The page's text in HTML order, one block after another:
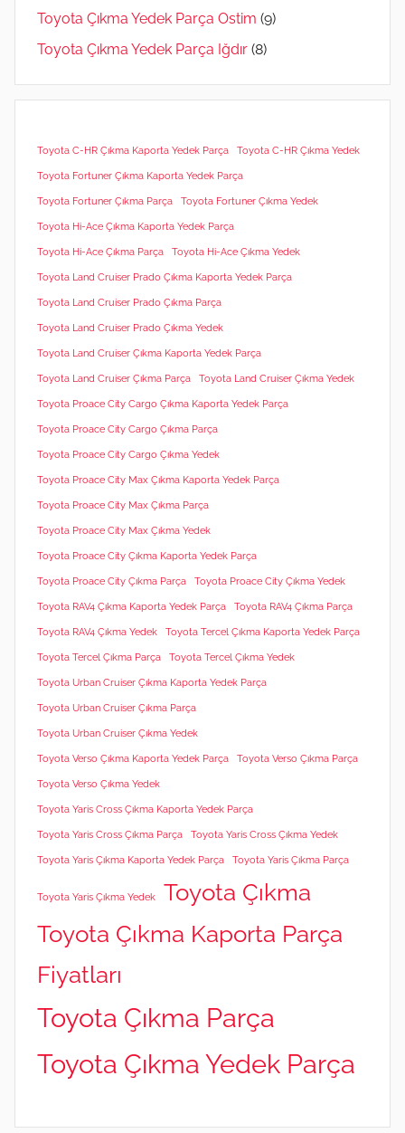
Toyota Çıkma Yedek Parça Ostim (9)
Toyota Çıkma Yedek Parça Iğdır (8)
Toyota C-HR Çıkma Kaporta Yedek Parça Toyota C-HR Çıkma Yedek
Toyota Fortuner Çıkma Kaporta Yedek Parça
Toyota Fortuner Çıkma Parça Toyota Fortuner Çıkma Yedek
Toyota Hi-Ace Çıkma Kaporta Yedek Parça
Toyota Hi-Ace Çıkma Parça Toyota Hi-Ace Çıkma Yedek
Toyota Land Cruiser Prado Çıkma Kaporta Yedek Parça
Toyota Land Cruiser Prado Çıkma Parça
Toyota Land Cruiser Prado Çıkma Yedek
Toyota Land Cruiser Çıkma Kaporta Yedek Parça
Toyota Land Cruiser Çıkma Parça Toyota Land Cruiser Çıkma Yedek
Toyota Proace City Cargo Çıkma Kaporta Yedek Parça
Toyota Proace City Cargo Çıkma Parça
Toyota Proace City Cargo Çıkma Yedek
Toyota Proace City Max Çıkma Kaporta Yedek Parça
Toyota Proace City Max Çıkma Parça
Toyota Proace City Max Çıkma Yedek
Toyota Proace City Çıkma Kaporta Yedek Parça
Toyota Proace City Çıkma Parça Toyota Proace City Çıkma Yedek
Toyota RAV4 Çıkma Kaporta Yedek Parça Toyota RAV4 Çıkma Parça
Toyota RAV4 Çıkma Yedek Toyota Tercel Çıkma Kaporta Yedek Parça
Toyota Tercel Çıkma Parça Toyota Tercel Çıkma Yedek
Toyota Urban Cruiser Çıkma Kaporta Yedek Parça
Toyota Urban Cruiser Çıkma Parça
Toyota Urban Cruiser Çıkma Yedek
Toyota Verso Çıkma Kaporta Yedek Parça Toyota Verso Çıkma Parça
Toyota Verso Çıkma Yedek
Toyota Yaris Cross Çıkma Kaporta Yedek Parça
Toyota Yaris Cross Çıkma Parça Toyota Yaris Cross Çıkma Yedek
Toyota Yaris Çıkma Kaporta Yedek Parça Toyota Yaris Çıkma Parça
Toyota Yaris Çıkma Yedek
Toyota Çıkma
Toyota Çıkma Kaporta Parça
Fiyatları
Toyota Çıkma Parça
Toyota Çıkma Yedek Parça